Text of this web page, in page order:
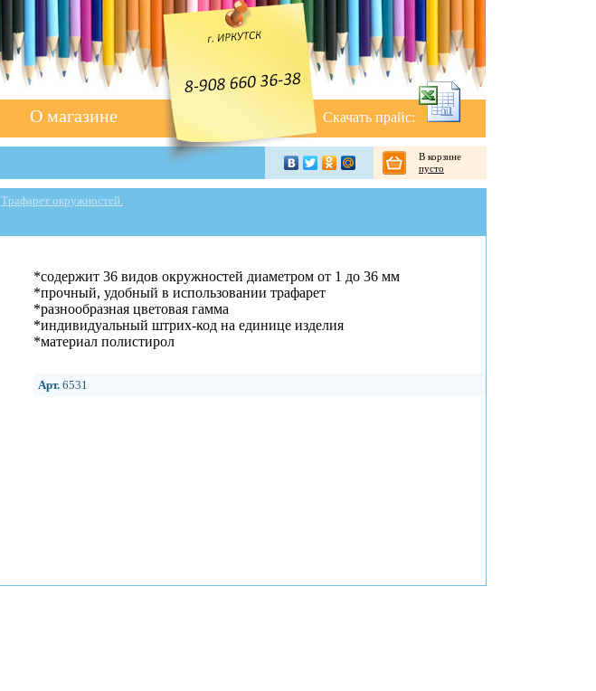
Скачать прайс:
О магазине
В корзине
пусто
Трафарет окружностей.
*содержит 36 видов окружностей диаметром от 1 до 36 мм
*прочный, удобный в использовании трафарет
*разнообразная цветовая гамма
*индивидуальный штрих-код на единице изделия
*материал полистирол
Арт. 6531